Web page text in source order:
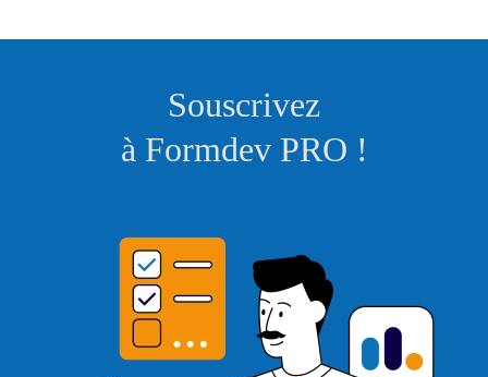
Souscrivez
à Formdev PRO !